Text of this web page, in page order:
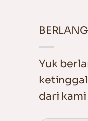
Yuk
dari kami